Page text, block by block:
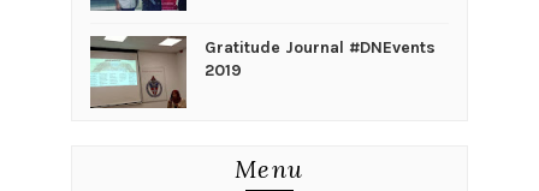
Gratitude Journal #DNEvents
2019
Menu